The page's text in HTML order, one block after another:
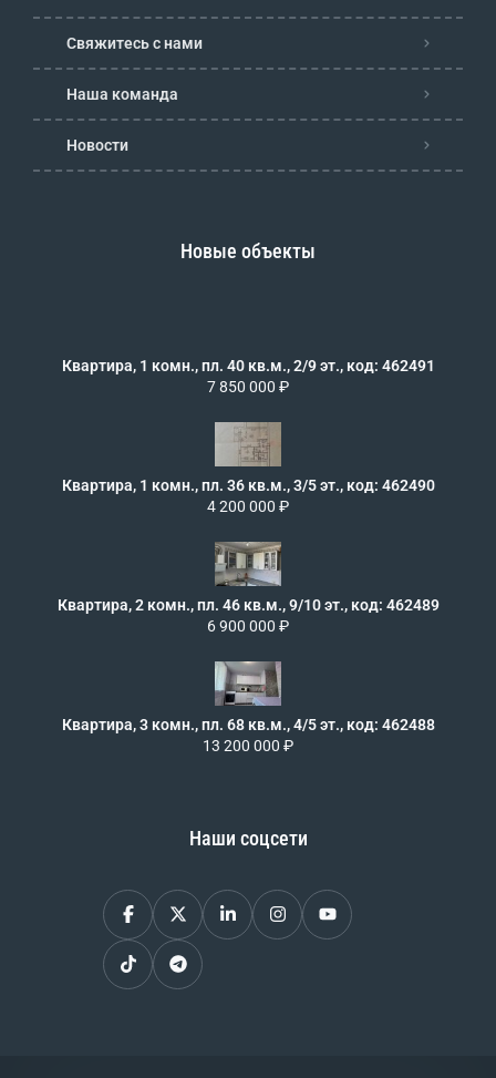
Свяжитесь с нами
Наша команда
Новости
Новые объекты
Квартира, 1 комн., пл. 40 кв.м., 2/9 эт., код: 462491
7 850 000 ₽
Квартира, 1 комн., пл. 36 кв.м., 3/5 эт., код: 462490
4 200 000 ₽
Квартира, 2 комн., пл. 46 кв.м., 9/10 эт., код: 462489
6 900 000 ₽
Квартира, 3 комн., пл. 68 кв.м., 4/5 эт., код: 462488
13 200 000 ₽
Наши соцсети